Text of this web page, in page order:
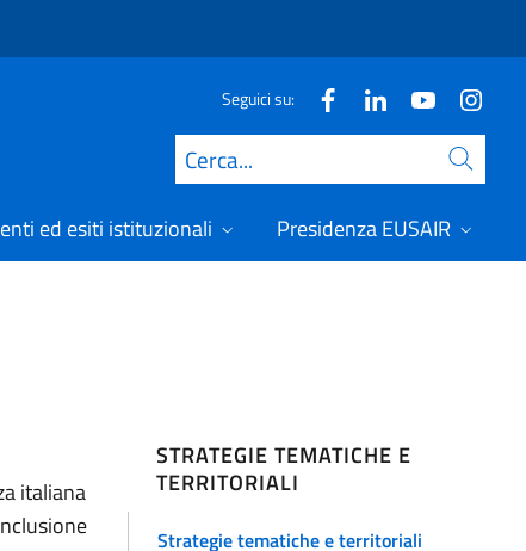
Seguici su:
Cerca
ed esiti istituzionali Presidenza EUSAIR
italiana
STRATEGIE TEMATICHE E
TERRITORIALI
Strategie tematiche e territoriali